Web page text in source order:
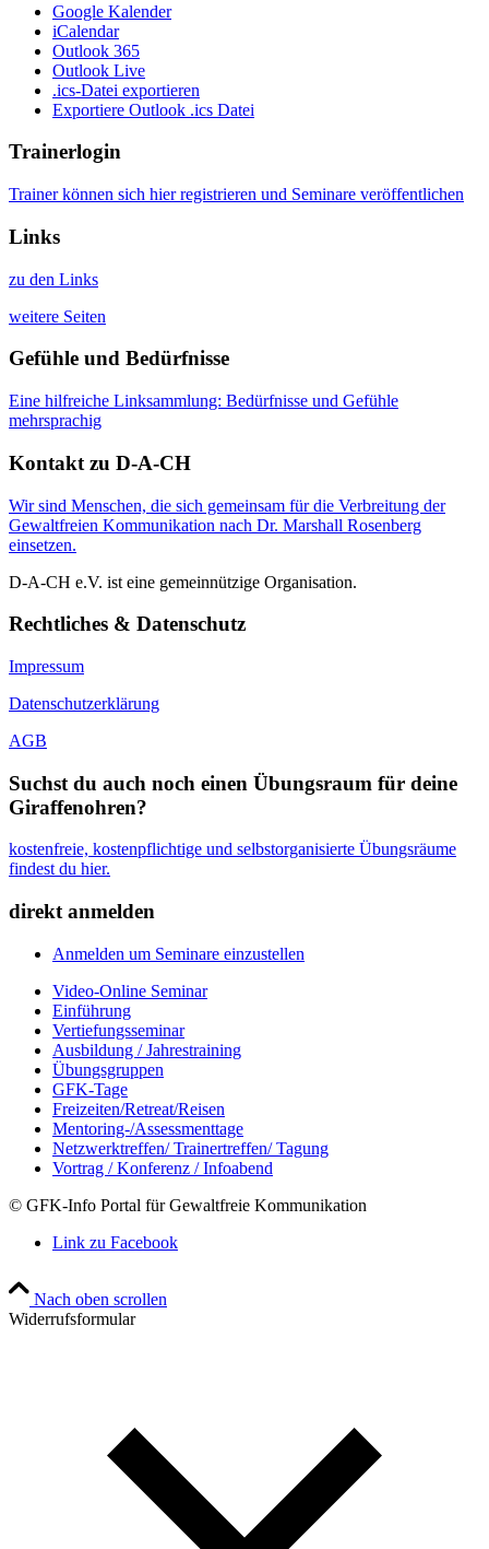
Google Kalender
iCalendar
Outlook 365
Outlook Live
.ics-Datei exportieren
Exportiere Outlook .ics Datei
Trainerlogin
Trainer können sich hier registrieren und Seminare veröffentlichen
Links
zu den Links
weitere Seiten
Gefühle und Bedürfnisse
Eine hilfreiche Linksammlung: Bedürfnisse und Gefühle
mehrsprachig
Kontakt zu D-A-CH
Wir sind Menschen, die sich gemeinsam für die Verbreitung der
Gewaltfreien Kommunikation nach Dr. Marshall Rosenberg
einsetzen.
D-A-CH e.V. ist eine gemeinnützige Organisation.
Rechtliches & Datenschutz
Impressum
Datenschutzerklärung
AGB
Suchst du auch noch einen Übungsraum für deine
Giraffenohren?
kostenfreie, kostenpflichtige und selbstorganisierte Übungsräume
findest du hier.
direkt anmelden
Anmelden um Seminare einzustellen
Video-Online Seminar
Einführung
Vertiefungsseminar
Ausbildung / Jahrestraining
Übungsgruppen
GFK-Tage
Freizeiten/Retreat/Reisen
Mentoring-/Assessmenttage
Netzwerktreffen/ Trainertreffen/ Tagung
Vortrag / Konferenz / Infoabend
© GFK-Info Portal für Gewaltfreie Kommunikation
Link zu Facebook
Nach oben scrollen
Widerrufsformular